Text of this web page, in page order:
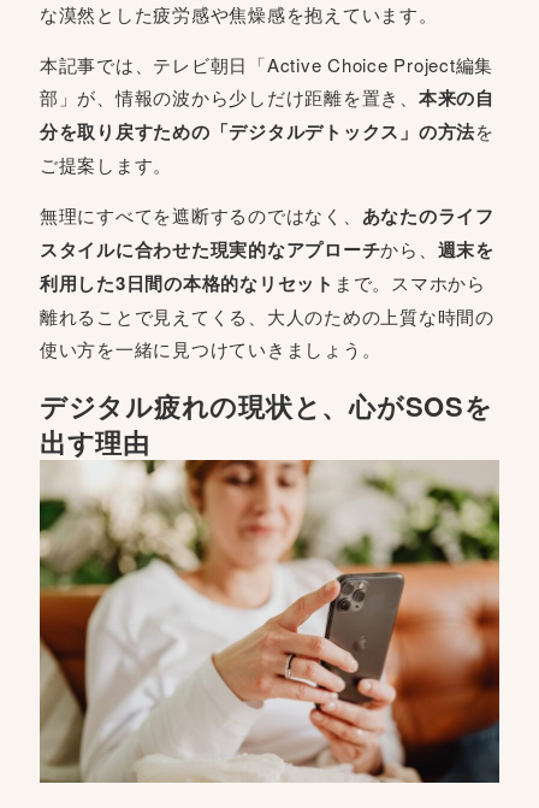
な漠然とした疲労感や焦燥感を抱えています。
本記事では、テレビ朝日「Active Choice Project編集
部」が、情報の波から少しだけ距離を置き、 本来の自
分を取り戻すための「デジタルデトックス」の方法を
ご提案します。
無理にすべてを遮断するのではなく、 あなたのライフ
スタイルに合わせた現実的なアプローチから、 週末を
利用した3日間の本格的なリセット まで。スマホから
離れることで見えてくる、大人のための上質な時間の
使い方を一緒に見つけていきましょう。
デジタル疲れの現状と、心がSOSを
出す理由